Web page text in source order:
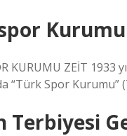
KURUMU ZEİT 1933
“Türk Spor
Terbiyesi